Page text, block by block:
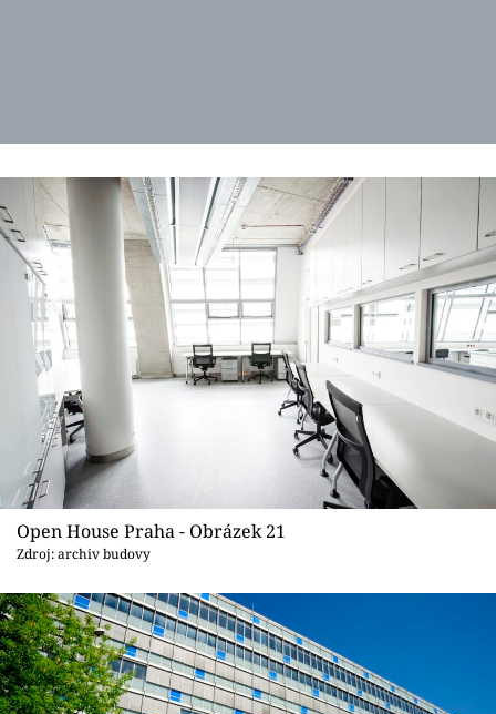
Open House Praha - Obrázek 21
Zdroj: archiv budovy